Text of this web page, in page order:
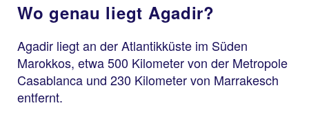
Wo genau liegt Agadir?
Agadir liegt an der Atlantikküste im Süden
Marokkos, etwa 500 Kilometer von der Metropole
Casablanca und 230 Kilometer von Marrakesch
entfernt.